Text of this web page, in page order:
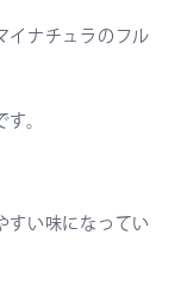
イナチュラのフル
。
すい味になってい